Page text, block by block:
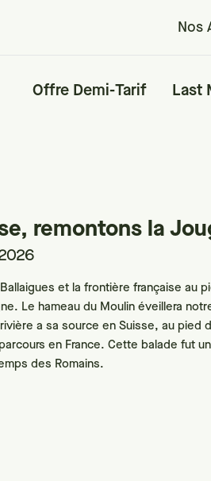
Offre Demi-Tarif Last
Nos
remontons la
et la frontière française au
Le hameau du Moulin éveillera
a sa source en Suisse, au pied
en France. Cette balade fut
des Romains.